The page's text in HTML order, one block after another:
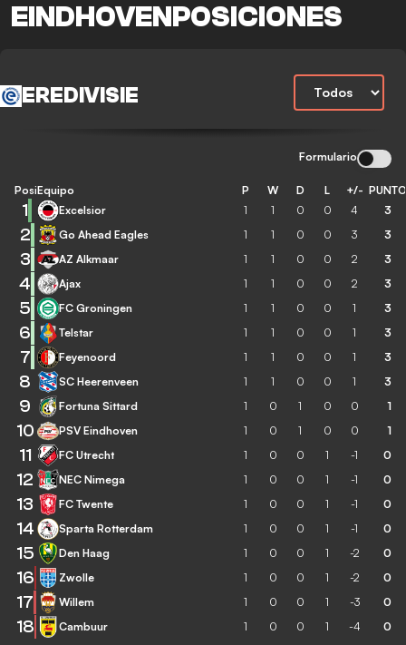
EINDHOVENPOSICIONES
EREDIVISIE
Formulario
Posición
Equipo P W D L +/-
1 Excelsior 1 1 0 0 4 3
2 Go Ahead Eagles 1 1 0 0 3 3
3 AZ Alkmaar 1 1 0 0 2 3
4 Ajax 1 1 0 0 2 3
5 FC Groningen 1 1 0 0 1 3
6 Telstar 1 1 0 0 1 3
7 Feyenoord 1 1 0 0 1 3
8 SC Heerenveen 1 1 0 0 1 3
9 Fortuna Sittard 1 0 1 0 0 1
10 PSV Eindhoven 1 0 1 0 0 1
11 FC Utrecht 1 0 0 1 -1 0
12 NEC Nimega 1 0 0 1 -1 0
13 FC Twente 1 0 0 1 -1 0
14 Sparta Rotterdam 1 0 0 1 -1 0
15 Den Haag 1 0 0 1 -2 0
16 Zwolle 1 0 0 1 -2 0
17 Willem 1 0 0 1 -3 0
18 Cambuur 1 0 0 1 -4 0